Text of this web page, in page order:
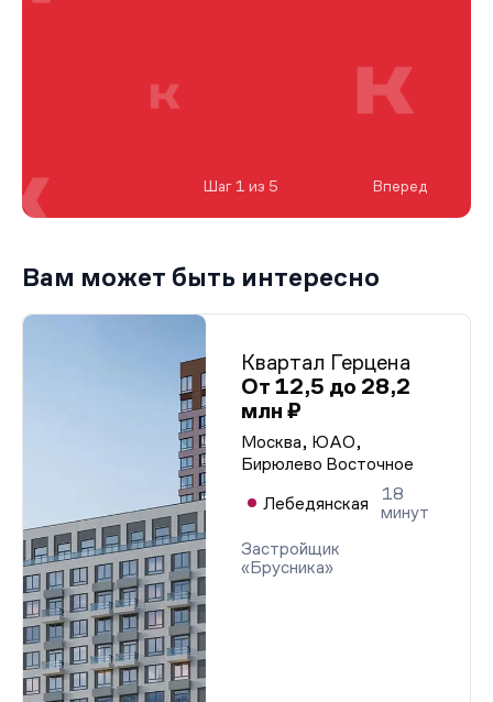
Шаг 1 из 5 Вперед
Вам может быть интересно
Квартал Герцена
От 12,5 до 28,2
млн ₽
Москва, ЮАО,
Бирюлево Восточное
Лебедянская
18
минут
Застройщик
«Брусника»